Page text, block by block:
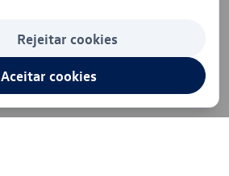
Rejeitar cookies
Aceitar cookies